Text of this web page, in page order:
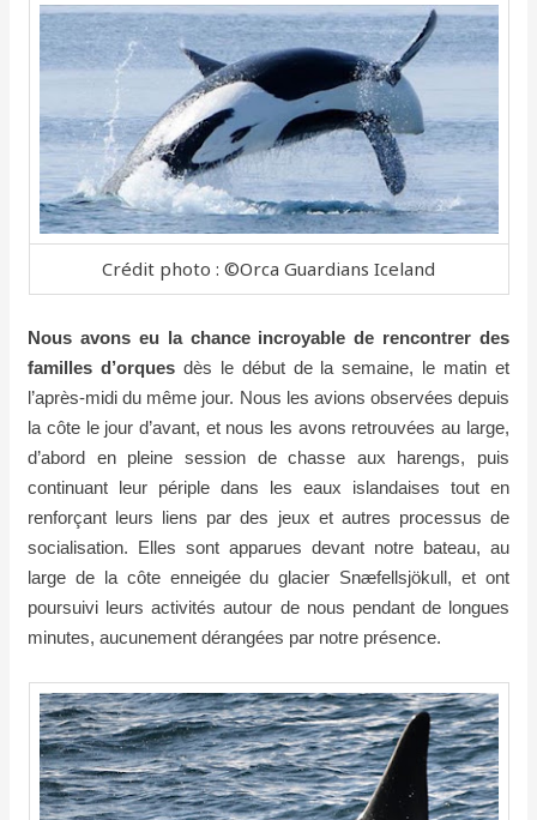
Crédit photo : ©Orca Guardians Iceland
Nous avons eu la chance incroyable de rencontrer des
familles d’orquesdès le début de la semaine, le matin et
l’après-midi du même jour. Nous les avions observées depuis
la côte le jour d’avant, et nous les avons retrouvées au large,
d’abord en pleine session de chasse aux harengs, puis
continuant leur périple dans les eaux islandaises tout en
renforçant leurs liens par des jeux et autres processus de
socialisation. Elles sont apparues devant notre bateau, au
large de la côte enneigée du glacier Snæfellsjökull, et ont
poursuivi leurs activités autour de nous pendant de longues
minutes, aucunement dérangées par notre présence.